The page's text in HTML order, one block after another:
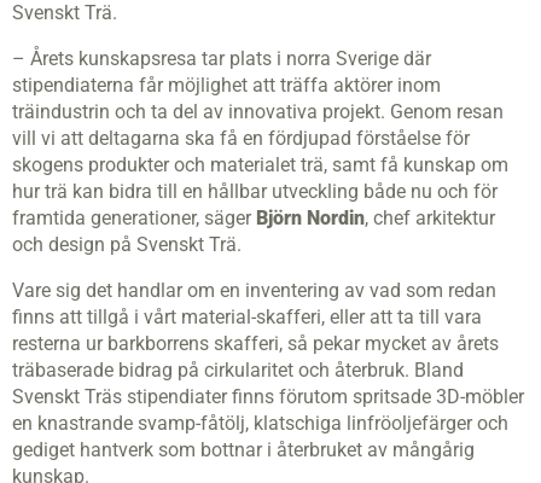
Svenskt Trä.
– Årets kunskapsresa tar plats i norra Sverige där
stipendiaterna får möjlighet att träffa aktörer inom
träindustrin och ta del av innovativa projekt. Genom resan
vill vi att deltagarna ska få en fördjupad förståelse för
skogens produkter och materialet trä, samt få kunskap om
hur trä kan bidra till en hållbar utveckling både nu och för
framtida generationer, säger Björn Nordin, chef arkitektur
och design på Svenskt Trä.
Vare sig det handlar om en inventering av vad som redan
finns att tillgå i vårt material-skafferi, eller att ta till vara
resterna ur barkborrens skafferi, så pekar mycket av årets
träbaserade bidrag på cirkularitet och återbruk. Bland
Svenskt Träs stipendiater finns förutom spritsade 3D-möbler
en knastrande svamp-fåtölj, klatschiga linfröoljefärger och
gediget hantverk som bottnar i återbruket av mångårig
kunskap.